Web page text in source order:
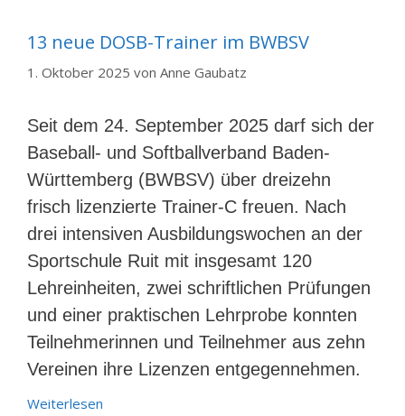
13 neue DOSB-Trainer im BWBSV
1. Oktober 2025 von Anne Gaubatz
Seit dem 24. September 2025 darf sich der
Baseball- und Softballverband Baden-
Württemberg (BWBSV) über dreizehn
frisch lizenzierte Trainer-C freuen. Nach
drei intensiven Ausbildungswochen an der
Sportschule Ruit mit insgesamt 120
Lehreinheiten, zwei schriftlichen Prüfungen
und einer praktischen Lehrprobe konnten
Teilnehmerinnen und Teilnehmer aus zehn
Vereinen ihre Lizenzen entgegennehmen.
Weiterlesen